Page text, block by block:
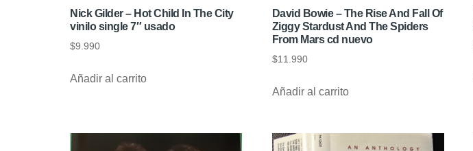
Nick Gilder – Hot Child In The City
vinilo single 7″ usado
$9.990
Añadir al carrito
David Bowie – The Rise And Fall Of
Ziggy Stardust And The Spiders
From Mars cd nuevo
$11.990
Añadir al carrito